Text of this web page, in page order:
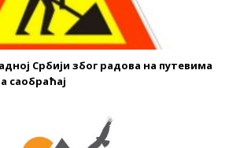
Србији због радова на путевима
саобраћај